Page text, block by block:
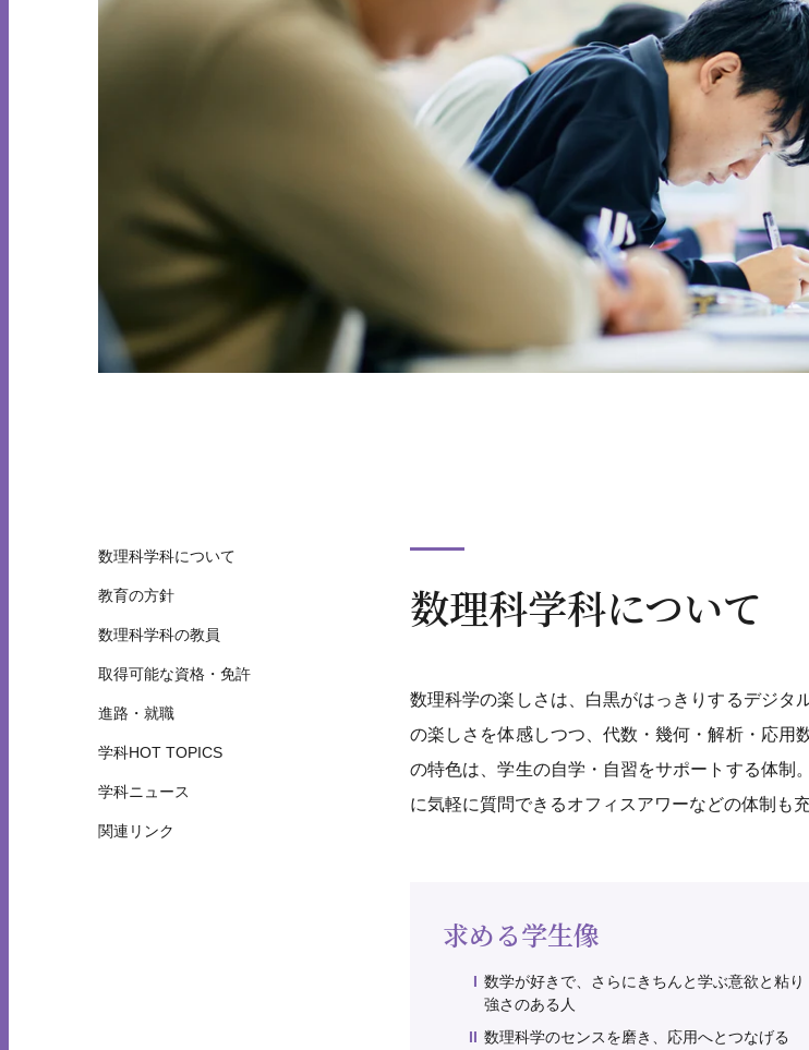
数理科学科について
数理科学の楽しさは、白黒がはっきりするデジタ
の楽しさを体感しつつ、代数・幾何・解析・応用
の特色は、学生の自学・自習をサポートする体制
に気軽に質問できるオフィスアワーなどの体制も
求める学生像
数学が好きで、さらにきちんと学ぶ意欲と粘り
強さのある人
数理科学のセンスを磨き、応用へとつなげる
数理科学科について
教育の方針
数理科学科の教員
取得可能な資格・免許
進路・就職
学科HOT TOPICS
学科ニュース
関連リンク